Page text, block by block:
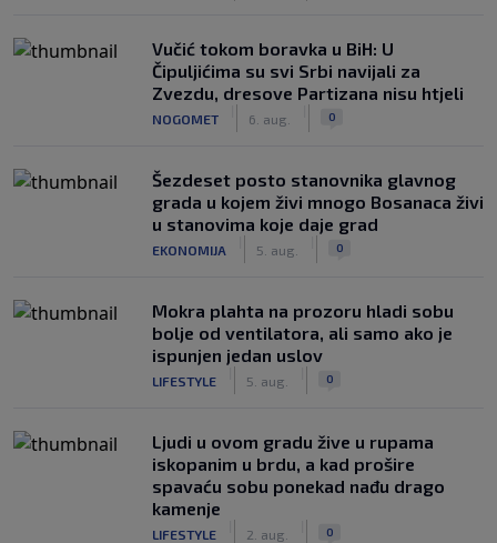
Vučić tokom boravka u BiH: U
Čipuljićima su svi Srbi navijali za
Zvezdu, dresove Partizana nisu htjeli
NOGOMET 6. aug. 0
Šezdeset posto stanovnika glavnog
grada u kojem živi mnogo Bosanaca živi
u stanovima koje daje grad
EKONOMIJA 5. aug. 0
Mokra plahta na prozoru hladi sobu
bolje od ventilatora, ali samo ako je
ispunjen jedan uslov
LIFESTYLE 5. aug. 0
Ljudi u ovom gradu žive u rupama
iskopanim u brdu, a kad prošire
spavaću sobu ponekad nađu drago
kamenje
LIFESTYLE 2. aug. 0